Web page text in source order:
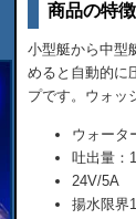
商品の特
小型艇から中型
めると自動的に
プです。ウォッ
ウォー
吐出量：
24V/5A
揚水限界